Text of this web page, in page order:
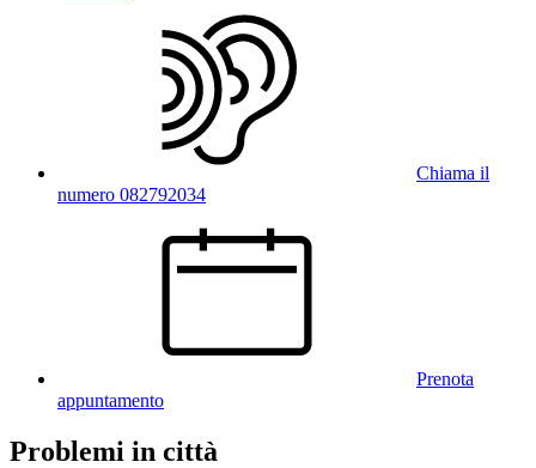
Chiama il
numero 082792034
Prenota
appuntamento
Problemi in città